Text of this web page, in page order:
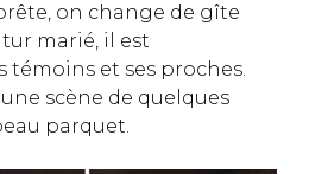
on change de gîte
marié, il est
témoins et ses proches.
scène de quelques
parquet.